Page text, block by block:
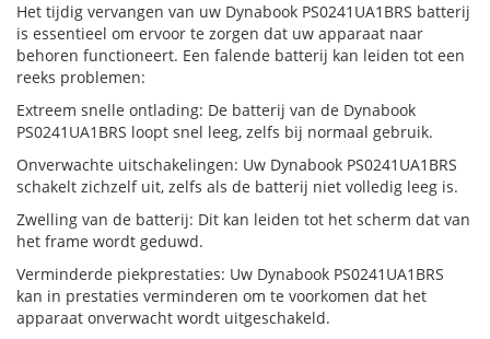
Het tijdig vervangen van uw Dynabook PS0241UA1BRS batterij
is essentieel om ervoor te zorgen dat uw apparaat naar
behoren functioneert. Een falende batterij kan leiden tot een
reeks problemen:
Extreem snelle ontlading: De batterij van de Dynabook
PS0241UA1BRS loopt snel leeg, zelfs bij normaal gebruik.
Onverwachte uitschakelingen: Uw Dynabook PS0241UA1BRS
schakelt zichzelf uit, zelfs als de batterij niet volledig leeg is.
Zwelling van de batterij: Dit kan leiden tot het scherm dat van
het frame wordt geduwd.
Verminderde piekprestaties: Uw Dynabook PS0241UA1BRS
kan in prestaties verminderen om te voorkomen dat het
apparaat onverwacht wordt uitgeschakeld.